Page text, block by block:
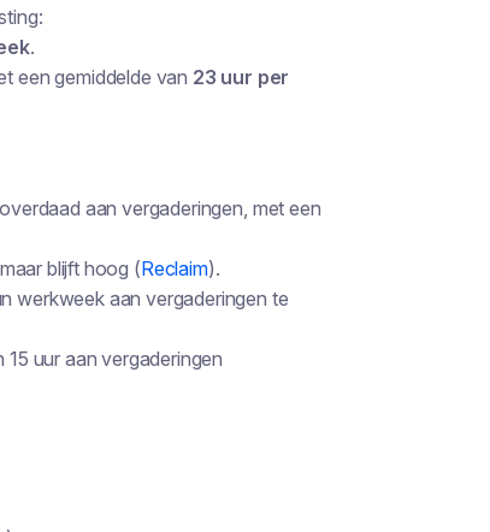
.
een gemiddelde van 23 uur per
aan vergaderingen, met een
blijft hoog (Reclaim).
werkweek aan vergaderingen te
uur aan vergaderingen